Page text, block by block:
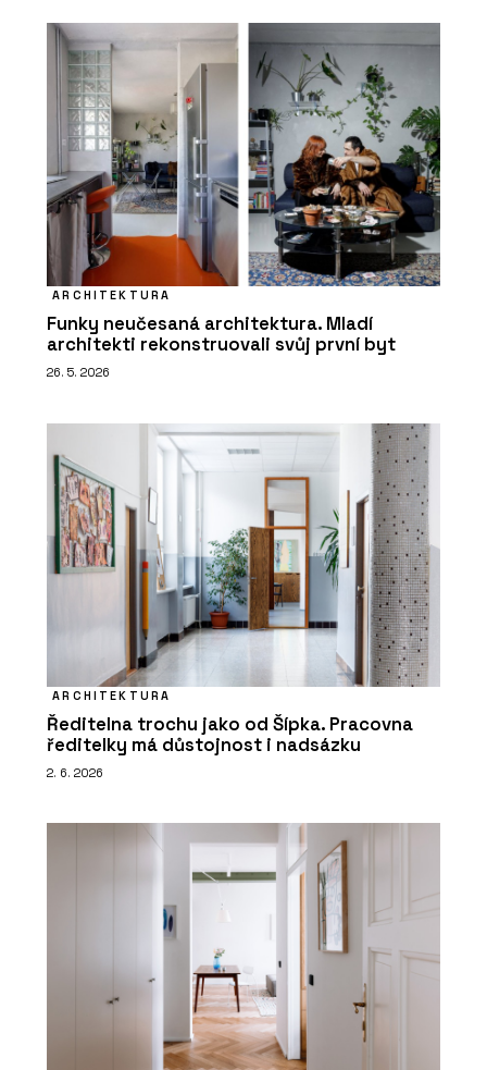
ARCHITEKTURA
Funky neučesaná architektura. Mladí
architekti rekonstruovali svůj první byt
26. 5. 2026
ARCHITEKTURA
Ředitelna trochu jako od Šípka. Pracovna
ředitelky má důstojnost i nadsázku
2. 6. 2026